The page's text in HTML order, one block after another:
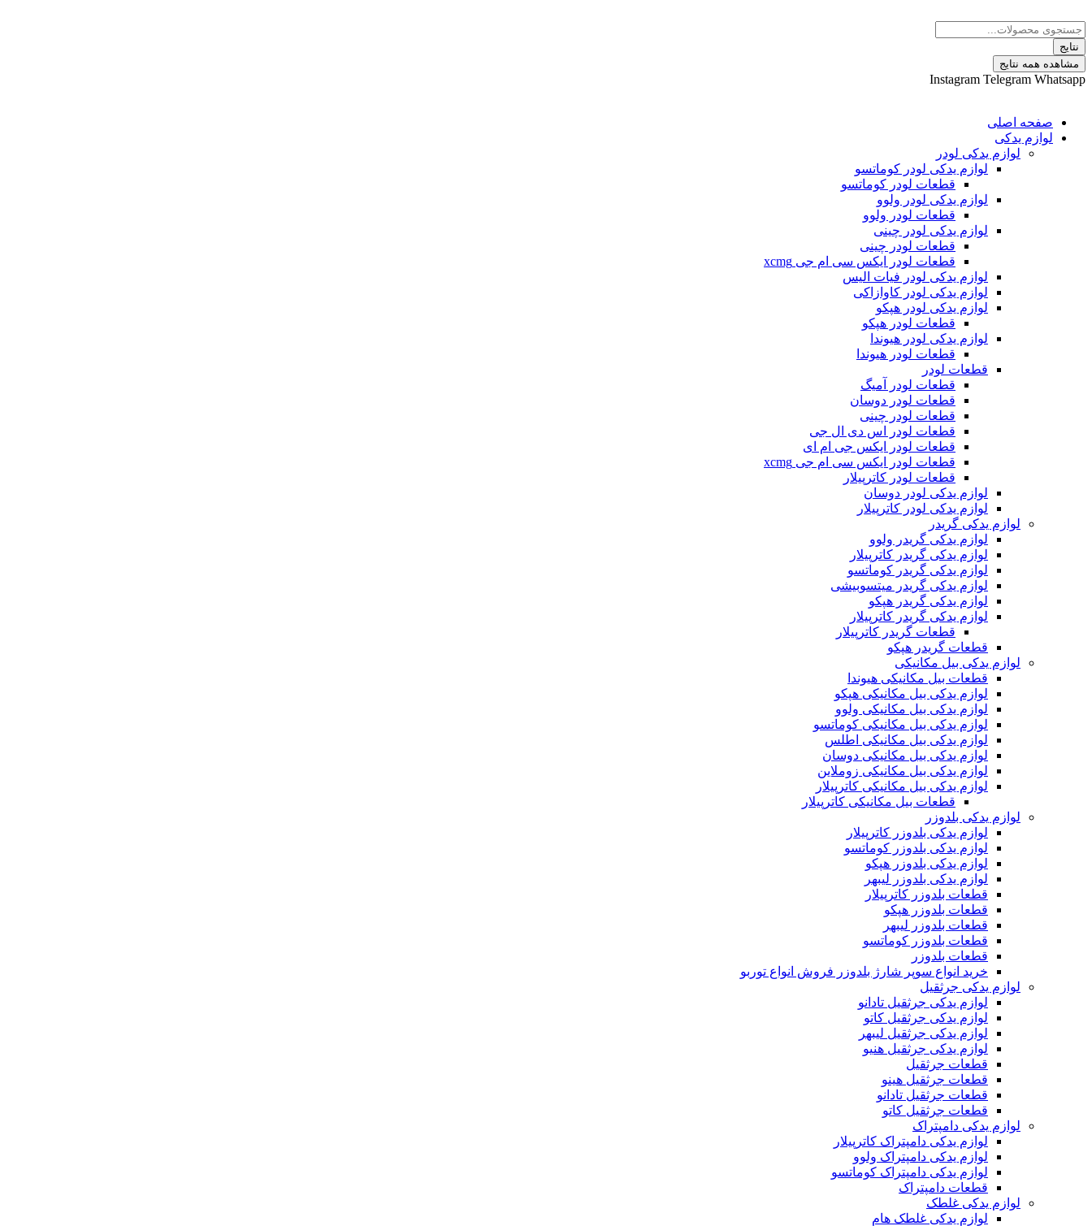
به
محتوا
Search
...نتایج
مشاهده همه نتایج
Instagram Telegram Whatsapp
صفحه اصلی
لوازم یدکی
لوازم یدکی لودر
لوازم یدکی لودر کوماتسو
قطعات لودر کوماتسو
لوازم یدکی لودر ولوو
قطعات لودر ولوو
لوازم یدکی لودر چینی
قطعات لودر چینی
قطعات لودر ایکس سی ام جی xcmg
لوازم یدکی لودر فیات الیس
لوازم یدکی لودر کاوازاکی
لوازم یدکی لودر هپکو
قطعات لودر هپکو
لوازم یدکی لودر هیوندا
قطعات لودر هیوندا
قطعات لودر
قطعات لودر آمیگ
قطعات لودر دوسان
قطعات لودر چینی
قطعات لودر اس دی ال جی
قطعات لودر ایکس جی ام ای
قطعات لودر ایکس سی ام جی xcmg
قطعات لودر کاترپیلار
لوازم یدکی لودر دوسان
لوازم یدکی لودر کاترپیلار
لوازم یدکی گریدر
لوازم یدکی گریدر ولوو
لوازم یدکی گریدر کاترپیلار
لوازم یدکی گریدر کوماتسو
لوازم یدکی گریدر میتسوبیشی
لوازم یدکی گریدر هپکو
لوازم یدکی گریدر کاترپیلار
قطعات گریدر کاترپیلار
قطعات گریدر هپکو
لوازم یدکی بیل مکانیکی
قطعات بیل مکانیکی هیوندا
لوازم یدکی بیل مکانیکی هپکو
لوازم یدکی بیل مکانیکی ولوو
لوازم یدکی بیل مکانیکی کوماتسو
لوازم یدکی بیل مکانیکی اطلس
لوازم یدکی بیل مکانیکی دوسان
لوازم یدکی بیل مکانیکی زوملاین
لوازم یدکی بیل مکانیکی کاترپیلار
قطعات بیل مکانیکی کاترپیلار
لوازم یدکی بلدوزر
لوازم یدکی بلدوزر کاترپیلار
لوازم یدکی بلدوزر کوماتسو
لوازم یدکی بلدوزر هپکو
لوازم یدکی بلدوزر لیبهر
قطعات بلدوزر کاترپیلار
قطعات بلدوزر هپکو
قطعات بلدوزر لیبهر
قطعات بلدوزر کوماتسو
قطعات بلدوزر
خرید انواع سوپر شارژ بلدوزر فروش انواع توربو
لوازم یدکی جرثقیل
لوازم یدکی جرثقیل تادانو
لوازم یدکی جرثقیل کاتو
لوازم یدکی جرثقیل لیبهر
لوازم یدکی جرثقیل هنیو
قطعات جرثقیل
قطعات جرثقیل هینو
قطعات جرثقیل تادانو
قطعات جرثقیل کاتو
لوازم یدکی دامپتراک
لوازم یدکی دامپتراک کاترپیلار
لوازم یدکی دامپتراک ولوو
لوازم یدکی دامپتراک کوماتسو
قطعات دامپتراک
لوازم یدکی غلطک
لوازم یدکی غلطک هام